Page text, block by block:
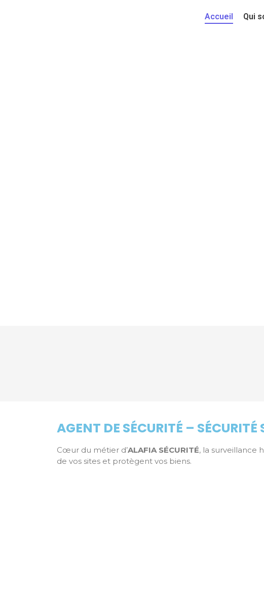
Accueil Qui
AGENT DE SÉCURITÉ – SÉCURITÉ
Cœur du métier d’ALAFIA SÉCURITÉ, la surveillance
de vos sites et protègent vos biens.